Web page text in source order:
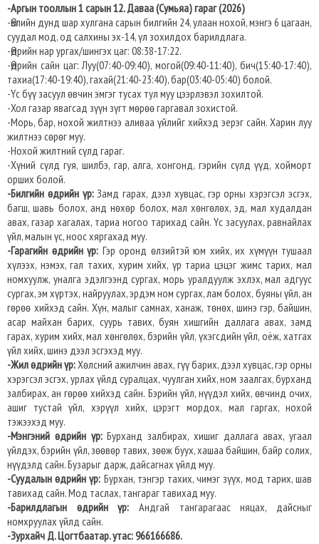
-Аргын тооллын 1 сарын 12. Даваа (Сумьяа) гараг (2026)
-Өвлийн дунд шар хулгана сарын билгийн 24, улаан нохой, мэнгэ 6 цагаан,
суудал мод, од салхины эх-14, үл зохилдох барилдлага.
-Өдрийн нар ургах/шингэх цаг: 08:38-17:22.
-Өдрийн сайн цаг: Луу(07:40-09:40), могой(09:40-11:40), бич(15:40-17:40),
тахиа(17:40-19:40), гахай(21:40-23:40), бар(03:40-05:40) болой.
-Үс бүү засуул өвчин эмгэг тусах тул муу цээрлэвэл зохилтой.
-Хол газар явагсад зүүн зүгт мөрөө гаргавал зохистой.
-Морь, бар, нохой жилтнээ аливаа үйлийг хийхэд эерэг сайн. Харин луу
жилтнээ сөрөг муу.
-Нохой жилтний сүлд гараг.
-Хүний сүлд гуя, шилбэ, гар, алга, хонгонд, гэрийн сүлд үүд, хойморт
орших болой.
-Билгийн өдрийн үр:Замд гарах, дээл хувцас, гэр орны хэрэгсэл эсгэх,
багш, шавь болох, анд нөхөр болох, мал хөнгөлөх, эд, мал худалдан
авах, газар хагалах, тариа ногоо тарихад сайн. Үс засуулах, равнайлах
үйл, малын үс, ноос хяргахад муу.
-Гарагийн өдрийн үр: Гэр оронд өлзийтэй юм хийх, их хүмүүн тушаал
хүлээх, нэмэх, гал тахих, хурим хийх, үр тариа цэцэг жимс тарих, мал
номхуулж, уналга эдэлгээнд сургах, морь уралдуулж эхлэх, мал адгуус
сургах, эм хүртэх, найруулах, эрдэм ном сургах, лам болох, буяны үйл, ан
гөрөө хийхэд сайн. Хүн, малыг самнах, ханаж, төнөх, шинэ гэр, байшин,
асар майхан барих, суурь тавих, буян хишгийн даллага авах, замд
гарах, хурим хийх, мал хөнгөлөх, бэрийн үйл, үхэгсдийн үйл, оёж, хатгах
үйл хийх, шинэ дээл эсгэхэд муу.
-Жил өдрийн үр:Хөлсний ажилчин авах, гүү барих, дээл хувцас, гэр орны
хэрэгсэл эсгэх, урлах үйлд суралцах, чуулган хийх, ном заалгах, бурханд
залбирах, ан гөрөө хийхэд сайн. Бэрийн үйл, нүүдэл хийх, өвчинд очих,
ашиг тустай үйл, хэрүүл хийх, цэрэгт мордох, мал гаргах, нохой
тэжээхэд муу.
-Мэнгэний өдрийн үр:Бурханд залбирах, хишиг даллага авах, угаал
үйлдэх, бэрийн үйл, зөөвөр тавих, зөөж буух, хашаа байшин, байр солих,
нүүдэлд сайн. Бузарыг дарж, дайсагнах үйлд муу.
-Суудалын өдрийн үр: Бурхан, тэнгэр тахих, чимэг зүүх, мод тарих, шав
тавихад сайн. Мод таслах, тангараг тавихад муу.
-Барилдлагын өдрийн үр: Андгай тангарагаас няцах, дайсныг
номхруулах үйлд сайн.
-Зурхайч Д. Цогтбаатар. утас: 966166686.